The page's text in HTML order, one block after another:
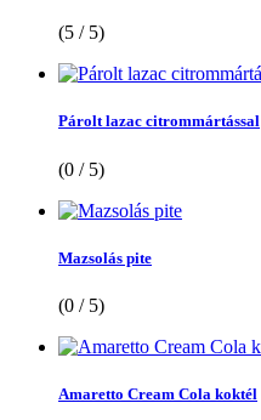
(5 / 5)
Párolt lazac citrommártással
(0 / 5)
Mazsolás pite
(0 / 5)
Amaretto Cream Cola koktél